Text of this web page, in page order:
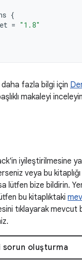
{
= "1.8"
daha fazla bilgi için
makaleyi
iyileştirilmesine
veya bu
lütfen bize bildirin.
bu kitaplıktaki
tıklayarak mevcut
sorun oluşturma